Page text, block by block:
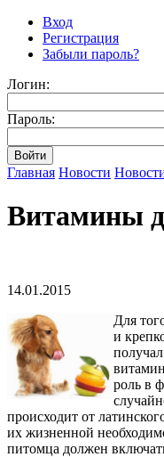
Вход
Регистрация
Забыли пароль?
Логин:
Пароль:
Главная Новости
Витамины
14.01.2015
Для
и
роль в
происходит от
их жизненной
питомца должен